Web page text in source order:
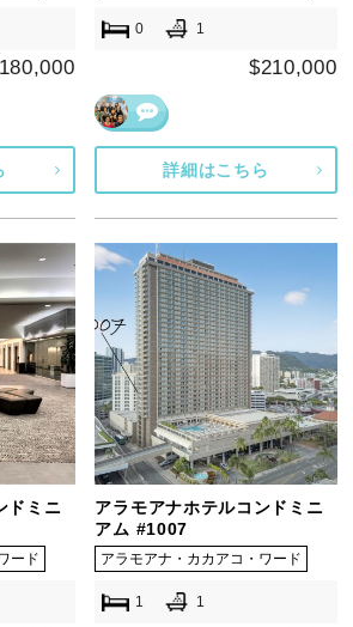
0 1
$210,000
詳細はこちら
ドミニ
ード
アラモアナホテルコンドミニ
アム #1007
アラモアナ・カカアコ・ワード
1 1